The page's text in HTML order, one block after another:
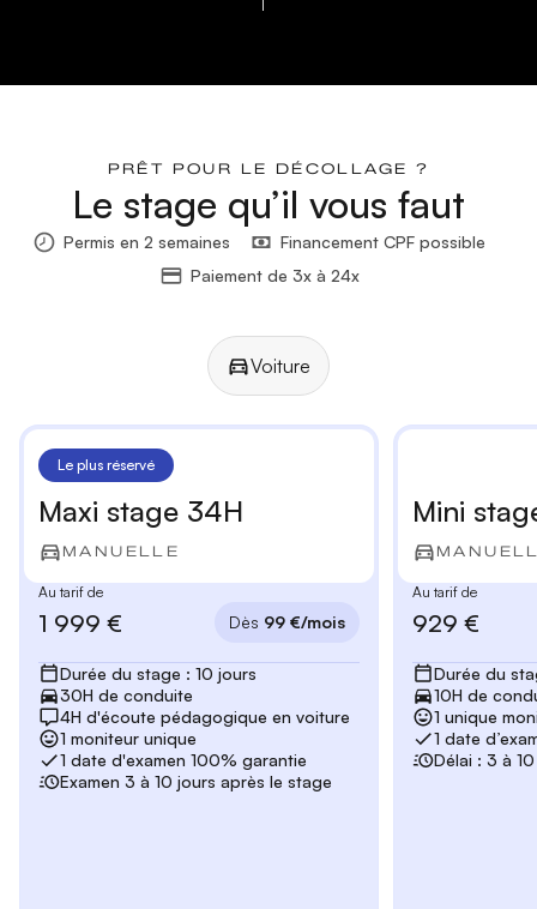
PRÊT POUR LE DÉCOLLAGE ?
Le stage qu’il vous faut
Permis en 2 semaines
Financement CPF possible
Paiement de 3x à 24x
Voiture
Le plus réservé
Maxi stage 34H
MANUELLE
Au tarif de
1 999 € Dès 99 €/mois
Durée du stage : 10 jours
30H de conduite
4H d'écoute pédagogique en voiture
1 moniteur unique
1 date d'examen 100% garantie
Examen 3 à 10 jours après le stage
Mini
Au tarif de
929 €
Durée du
10H de
1 unique
1 date
Délai : 3 à